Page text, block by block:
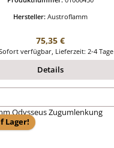
Hersteller: Austroflamm
Regulärer Preis:
75,35 €
verfügbar, Lieferzeit: 2-4 Tage
Details
Lager!